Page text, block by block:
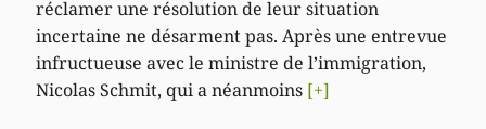
réclamer une résolution de leur situation
incertaine ne désarment pas. Après une entrevue
infructueuse avec le ministre de l’immigration,
Nicolas Schmit, qui a néanmoins [+]